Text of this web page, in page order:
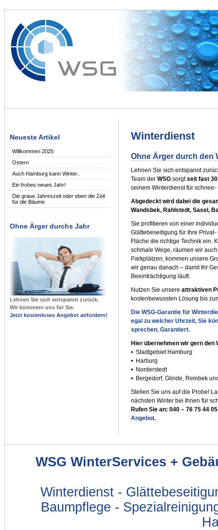
Neueste Artikel
Willkommen 2025
Ostern
Auch Hamburg kann Winter..
Ein frohes neues Jahr!
Die graue Jahreszeit oder eben die Zeit
für die Bäume
Ohne Ärger durchs Jahr
Lehnen Sie sich entspannt zurück.
Wir kümmern uns für Sie.
Jetzt kostenloses Angebot anfordern!
Winterdienst
Ohne Ärger durch den
Lehnen Sie sich entspannt
Team der WSG sorgtseit fast
seinem Winterdienst für
Abgedeckt wird dabei die
Wandsbek, Rahlstedt, Sasel,
Sie profitieren von einer
Glättebeseitigung für Ihre
Fläche die richtige Technik ein.
schmale Wege, räumen wir
Parkplätzen, kommen unsere
wir genau danach – damit Ihr
Beeinträchtigung läuft.
Nutzen Sie unsere attraktiven
kostenbewussten Lösung bis
Die WSG-Garantie für
egal zu welcher Uhrzeit, Sie
sprechen. Garantiert.
Hier übernehmen wir gern den
• Stadtgebiet Hamburg
• Harburg
• Norderstedt
• Bergedorf, Glinde, Reinbek
Stellen Sie uns auf die Probe!
nächsten Winter bei Ihnen für
Rufen Sie an: 040 – 76 75 44
Angebot.
WSG WinterServices +
Winterdienst -
Baumpflege -